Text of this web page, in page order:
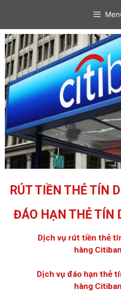
RÚT TIỀN THẺ TÍN
ĐÁO HẠN THẺ TÍN
Dịch vụ rút tiền thẻ
hàng
Dịch vụ đáo hạn thẻ
hàng